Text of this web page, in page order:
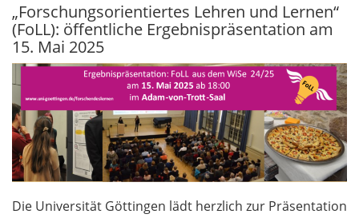
Allgemein / General
5.1
Dieses Wochenende:
Aktionstag
Quantenwelten in der
Innenstadt und
Chanson-Abend im
Forum Wissen / This
weekend: Quantum
„Forschungsorientiertes Lehren und Lernen“
(FoLL): öffentliche Ergebnispräsentation am
15. Mai 2025
Die Universität Göttingen lädt herzlich zur Präsentation